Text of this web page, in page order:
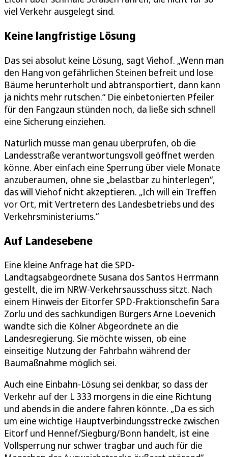
viel Verkehr ausgelegt sind.
Keine langfristige Lösung
Das sei absolut keine Lösung, sagt Viehof. „Wenn man
den Hang von gefährlichen Steinen befreit und lose
Bäume herunterholt und abtransportiert, dann kann
ja nichts mehr rutschen.“ Die einbetonierten Pfeiler
für den Fangzaun stünden noch, da ließe sich schnell
eine Sicherung einziehen.
Natürlich müsse man genau überprüfen, ob die
Landesstraße verantwortungsvoll geöffnet werden
könne. Aber einfach eine Sperrung über viele Monate
anzuberaumen, ohne sie „belastbar zu hinterlegen“,
das will Viehof nicht akzeptieren. „Ich will ein Treffen
vor Ort, mit Vertretern des Landesbetriebs und des
Verkehrsministeriums.“
Auf Landesebene
Eine kleine Anfrage hat die SPD-
Landtagsabgeordnete Susana dos Santos Herrmann
gestellt, die im NRW-Verkehrsausschuss sitzt. Nach
einem Hinweis der Eitorfer SPD-Fraktionschefin Sara
Zorlu und des sachkundigen Bürgers Arne Loevenich
wandte sich die Kölner Abgeordnete an die
Landesregierung. Sie möchte wissen, ob eine
einseitige Nutzung der Fahrbahn während der
Baumaßnahme möglich sei.
Auch eine Einbahn-Lösung sei denkbar, so dass der
Verkehr auf der L 333 morgens in die eine Richtung
und abends in die andere fahren könnte. „Da es sich
um eine wichtige Hauptverbindungsstrecke zwischen
Eitorf und Hennef/Siegburg/Bonn handelt, ist eine
Vollsperrung nur schwer tragbar und auch für die